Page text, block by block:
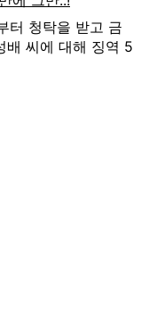
터 청탁을 받고 금
배 씨에 대해 징역 5